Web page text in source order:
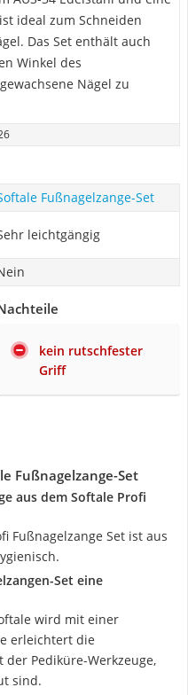
ideal zum Schneiden
Das Set enthält auch
Winkel des
Nägel zu
Fußnagelzange-Set
leichtgängig
kein rutschfester
Griff
Fußnagelzange-Set
aus dem Softale Profi
Fußnagelzange Set ist aus
Set eine
wird mit einer
erleichtert die
Pediküre-Werkzeuge,
sind.